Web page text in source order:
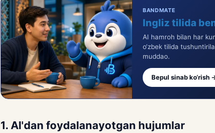
BANDMATE
Ingliz tilida
AI hamroh bilan har
o‘zbek tilida
muddao.
Bepul sinab ko‘rish
1. AI'dan foydalanayotgan hujumlar